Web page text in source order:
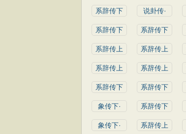
系辞传下 说卦传·
系辞传下 系辞传下
系辞传上 系辞传上
系辞传上 系辞传上
系辞传下 系辞传下
象传下· 系辞传下
象传下· 系辞传上